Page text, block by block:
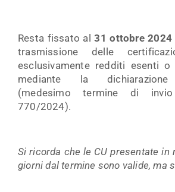
Resta fissato al31 ottobre 2024
trasmissione delle
esclusivamente redditi esenti o
mediante la dichiarazione
(medesimo termine di
770/2024).
Si ricorda che le CU presentate in
giorni dal termine sono valide, ma